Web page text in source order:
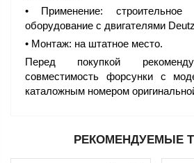
• Применение:
оборудование с двигателями
• Монтаж: на штатное место.
Перед покупкой
совместимость форсунки с
каталожным номером
РЕКОМЕНДУЕМЫЕ